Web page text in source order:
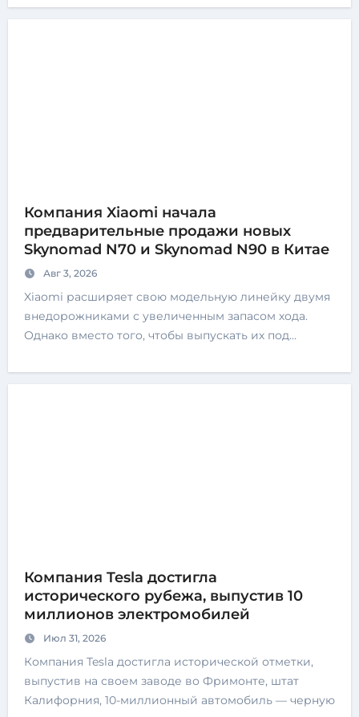
Компания Xiaomi начала
предварительные продажи новых
Skynomad N70 и Skynomad N90 в Китае
Авг 3, 2026
Xiaomi расширяет свою модельную линейку двумя
внедорожниками с увеличенным запасом хода.
Однако вместо того, чтобы выпускать их под…
Компания Tesla достигла
исторического рубежа, выпустив 10
миллионов электромобилей
Июл 31, 2026
Компания Tesla достигла исторической отметки,
выпустив на своем заводе во Фримонте, штат
Калифорния, 10-миллионный автомобиль — черную